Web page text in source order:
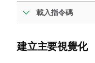
載入指令碼
建立主要視覺化